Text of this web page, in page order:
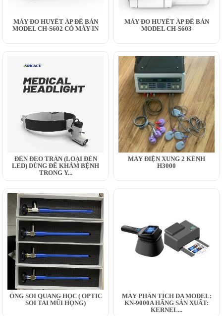
MÁY ĐO HUYẾT ÁP ĐỂ BÀN
MODEL CH-S602 CÓ MÁY IN
MÁY ĐO HUYẾT ÁP ĐỂ BÀN
MODEL CH-S603
ĐÈN ĐEO TRÁN (LOẠI ĐÈN
LED) DÙNG ĐỂ KHÁM BỆNH
TRONG Y...
MÁY ĐIỆN XUNG 2 KÊNH
H3000
ỐNG SOI QUANG HỌC ( OPTIC
SOI TAI MŨI HỌNG)
MÁY PHÂN TÍCH DA MODEL:
KN-9000A HÃNG SẢN XUẤT:
KERNEL...